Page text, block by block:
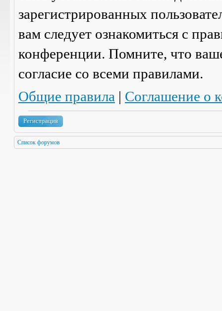
зарегистрированных
вам следует ознакомиться с
конференции. Помните, что
согласие со всеми правилами.
Общие правила | Соглашение о
Регистрация
Список форумов